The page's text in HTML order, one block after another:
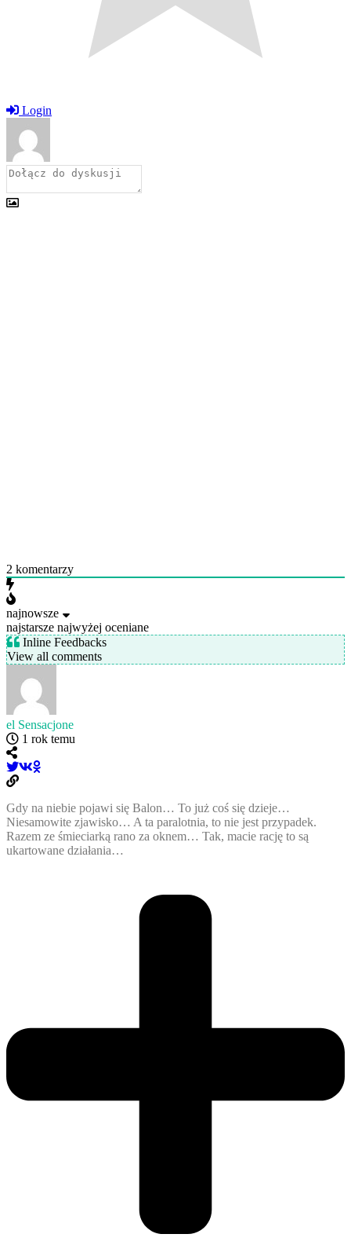
Login
2 komentarzy
najnowsze
najstarsze najwyżej oceniane
Inline Feedbacks
View all comments
el Sensacjone
1 rok temu
Gdy na niebie pojawi się Balon… To już coś się dzieje…
Niesamowite zjawisko… A ta paralotnia, to nie jest przypadek.
Razem ze śmieciarką rano za oknem… Tak, macie rację to są
ukartowane działania…